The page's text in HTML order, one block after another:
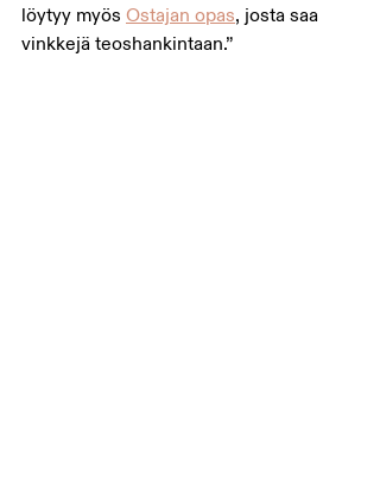
löytyy myös Ostajan opas, josta saa
vinkkejä teoshankintaan.”